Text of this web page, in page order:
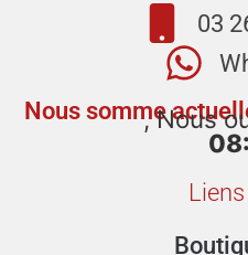
03
Nous somme, Nous